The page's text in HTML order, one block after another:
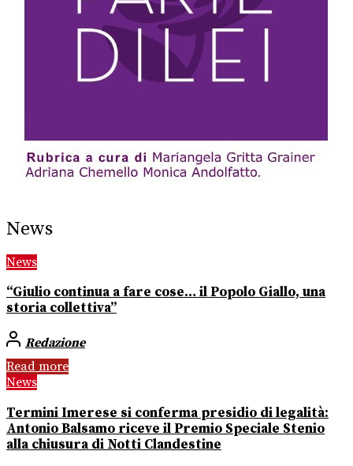
News
News
“Giulio continua a fare cose… il Popolo Giallo, una
storia collettiva”
Redazione
Read more
News
Termini Imerese si conferma presidio di legalità:
Antonio Balsamo riceve il Premio Speciale Stenio
alla chiusura di Notti Clandestine